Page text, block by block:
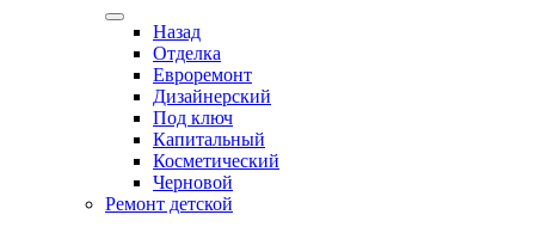
Назад
Отделка
Евроремонт
Дизайнерский
Под ключ
Капитальный
Косметический
Черновой
Ремонт детской